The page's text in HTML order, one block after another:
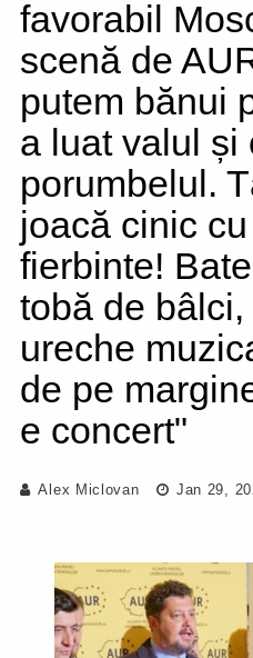
favorabil
scenă de
putem bănui
a luat valul și
porumbelul.
joacă cinic
fierbinte!
tobă de
ureche
de pe
e concert"
Alex Miclovan Jan 29,